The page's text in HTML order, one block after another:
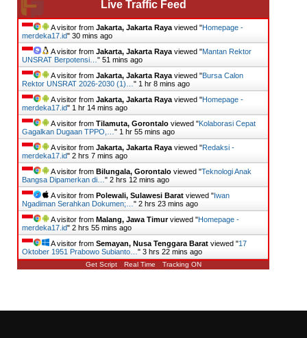
Live Traffic Feed
A visitor from Jakarta, Jakarta Raya viewed "Homepage -
merdeka17.id" 30 mins ago
A visitor from Jakarta, Jakarta Raya viewed "Mantan Rektor
UNSRAT Berpotensi… " 51 mins ago
A visitor from Jakarta, Jakarta Raya viewed "Bursa Calon
Rektor UNSRAT 2026-2030 (1)… " 1 hr 8 mins ago
A visitor from Jakarta, Jakarta Raya viewed "Homepage -
merdeka17.id" 1 hr 14 mins ago
A visitor from Tilamuta, Gorontalo viewed "Kolaborasi Cepat
Gagalkan Dugaan TPPO,… " 1 hr 55 mins ago
A visitor from Jakarta, Jakarta Raya viewed "Redaksi -
merdeka17.id" 2 hrs 7 mins ago
A visitor from Bilungala, Gorontalo viewed "Teknologi Anak
Bangsa Dipamerkan di… " 2 hrs 12 mins ago
A visitor from Polewali, Sulawesi Barat viewed " Iwan
Ngadiman Serahkan Dokumen;… " 2 hrs 23 mins ago
A visitor from Malang, Jawa Timurviewed "Homepage -
merdeka17.id" 2 hrs 55 mins ago
A visitor from Semayan, Nusa Tenggara Barat viewed "17
Oktober 1951 Prabowo Subianto… " 3 hrs 22 mins ago
Get Script Real Time Tracking ON